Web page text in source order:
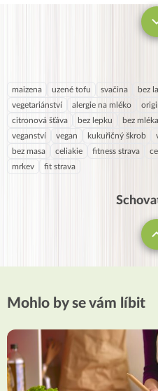
maizena uzené tofu svačina bez
vegetariánství
alergie na mléko
citronová šťáva
bez lepku bez mléka
veganství
vegan kukuřičný škrob
bez masa
celiakie fitness strava
mrkev
fit strava
Mohlo by se vám líbit